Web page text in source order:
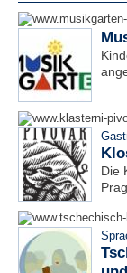
Die